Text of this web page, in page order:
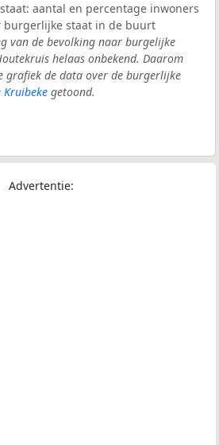
aantal en percentage inwoners
burgerlijke staat in de buurt
van de bevolking naar burgelijke
helaas onbekend. Daarom
grafiek de data over de burgerlijke
Kruibeke getoond.
Advertentie: